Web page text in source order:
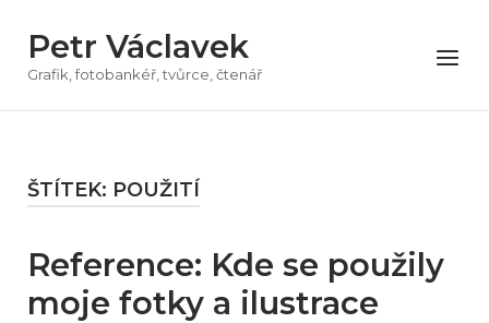
obsah
Petr Václavek
Grafik, fotobankéř, tvůrce, čtenář
Menu
ŠTÍTEK: POUŽITÍ
Reference: Kde se použily
moje fotky a ilustrace